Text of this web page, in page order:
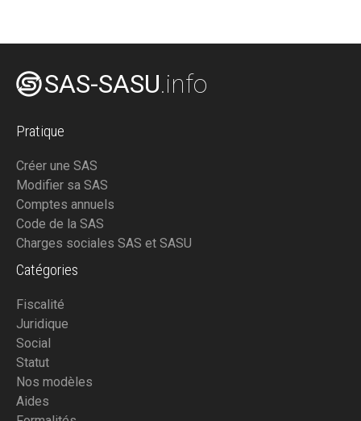
SAS-SASU.info
Pratique
Créer une SAS
Modifier sa SAS
Comptes annuels
Code de la SAS
Charges sociales SAS et SASU
Catégories
Fiscalité
Juridique
Social
Statut
Nos modèles
Aides